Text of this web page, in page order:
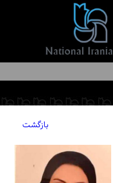
بازگشت